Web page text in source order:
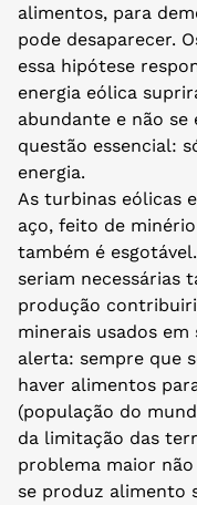
alimentos, para
pode desaparecer.
essa hipótese
energia eólica
abundante e não se
questão essencial:
energia.
As turbinas eólicas
aço, feito de
também é
seriam necessárias
produção
minerais usados
alerta: sempre que
haver alimentos
(população do
da limitação das
problema maior
se produz alimento